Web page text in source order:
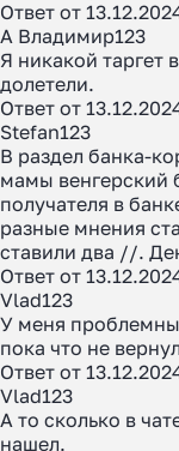
Ответ от
А Владимир123
Я никакой таргет
долетели.
Ответ от
Stefan123
В раздел банка-
мамы венгерский
получателя в
разные мнения
ставили два //.
Ответ от
Vlad123
У меня
пока что не
Ответ от
Vlad123
А то сколько в
нашел.